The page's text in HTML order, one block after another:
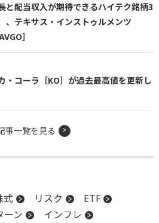
と配当収入が期待できるハイテク銘柄3
、テキサス・インストゥルメンツ
］
・コーラ［KO］が過去最高値を更新し
事一覧を見る
式 リスク
ETF
ーン
インフレ